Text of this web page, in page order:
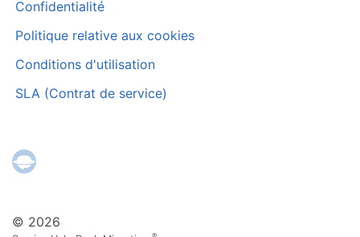
© 2026
Confidentialité
Politique relative aux cookies
Conditions d'utilisation
SLA (Contrat de service)